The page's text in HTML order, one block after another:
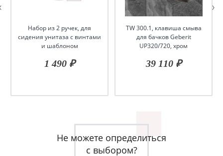
Набор из 2 ручек, для
сидения унитаза с винтами
и шаблоном
1 490 ₽
TW 300.1, клавиша смыва
для бачков Geberit
UP320/720, хром
39 110 ₽
Не можете определиться
с выбором?